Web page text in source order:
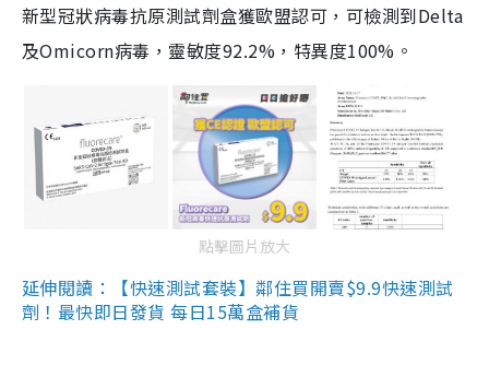
新型冠狀病毒抗原測試劑盒獲歐盟認可，可檢測到Delta
及Omicorn病毒，靈敏度92.2%，特異度100%。
點擊圖片放大
延伸閱讀：【快速測試套裝】鄰住買開賣$9.9快速測試
劑！最快即日發貨 每日15萬盒補貨